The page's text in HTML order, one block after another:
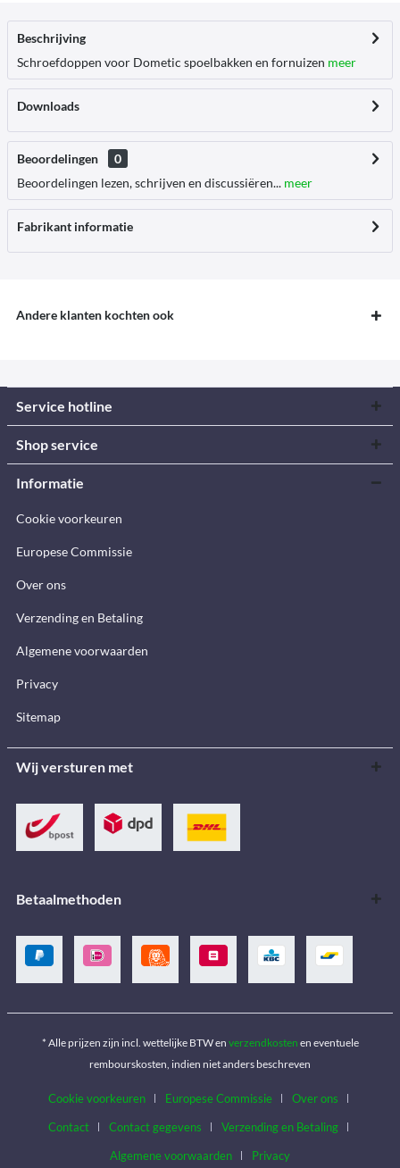
Beschrijving
Schroefdoppen voor Dometic spoelbakken en fornuizen meer
Downloads
Beoordelingen
0
Beoordelingen lezen, schrijven en discussiëren... meer
Fabrikant informatie
Andere klanten kochten ook
Service hotline
Shop service
Informatie
Cookie voorkeuren
Europese Commissie
Over ons
Verzending en Betaling
Algemene voorwaarden
Privacy
Sitemap
Wij versturen met
Betaalmethoden
* Alle prijzen zijn incl. wettelijke BTW en verzendkosten en eventuele
rembourskosten, indien niet anders beschreven
Cookie voorkeuren Europese Commissie
Over ons
Contact
Contact gegevens
Verzending en Betaling
Algemene voorwaarden
Privacy